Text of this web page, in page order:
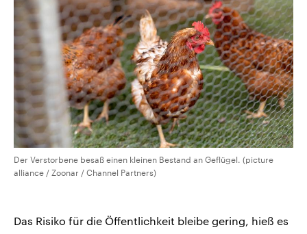
Der Verstorbene besaß einen kleinen Bestand an Geflügel. (picture
alliance / Zoonar / Channel Partners)
Das Risiko für die Öffentlichkeit bleibe gering, hieß es